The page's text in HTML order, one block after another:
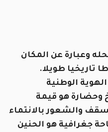
وعبارة عن المكان
تاريخيا طويلا.
الوطنية
هو قيمة
والشعور بالانتماء
جغرافية هو الحنين